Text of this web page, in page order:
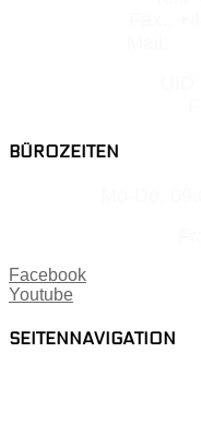
BÜROZEITEN
Facebook
Youtube
SEITENNAVIGATION